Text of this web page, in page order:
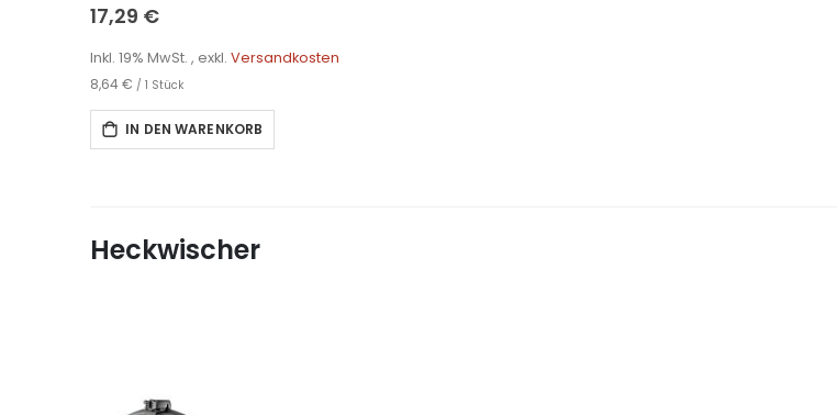
17,29 €
Inkl. 19% MwSt. , exkl. Versandkosten
8,64 € / 1 Stück
IN DEN WARENKORB
Heckwischer